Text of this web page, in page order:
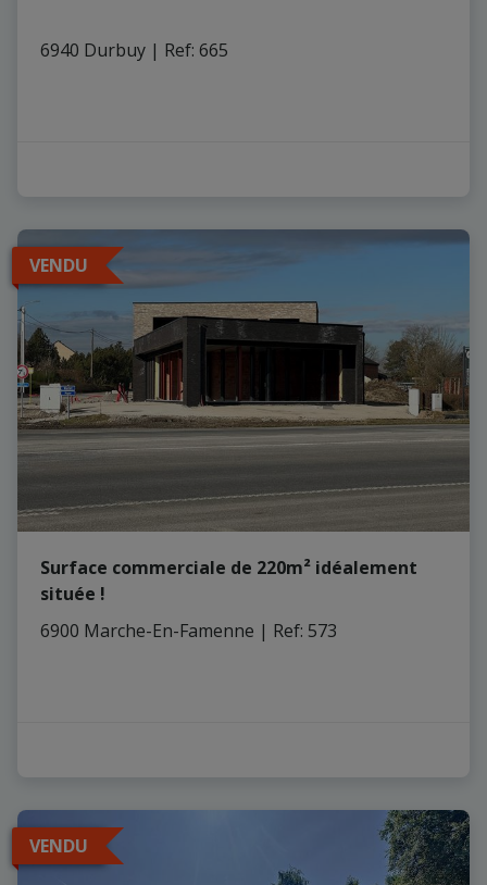
6940 Durbuy | Ref: 665
VENDU
Surface commerciale de 220m² idéalement
située !
6900 Marche-En-Famenne | Ref: 573
VENDU